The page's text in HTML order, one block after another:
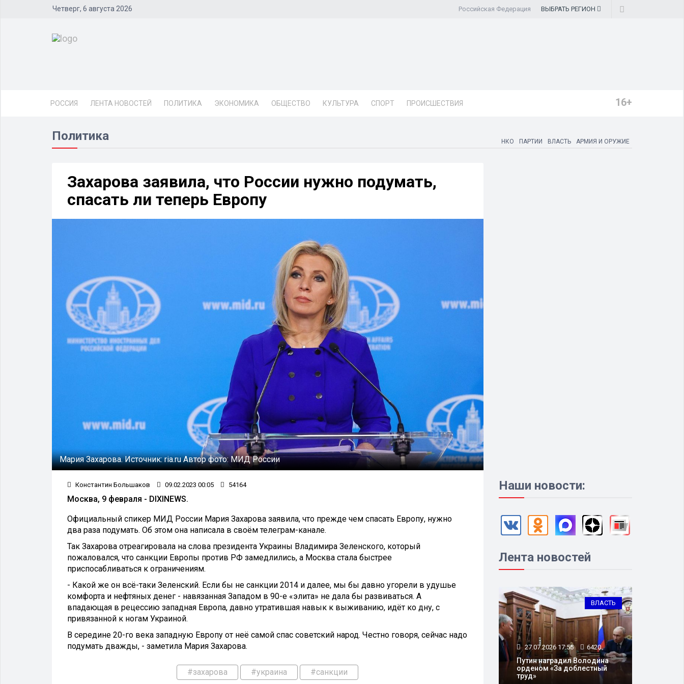
Четверг, 6 августа 2026 Российская Федерация ВЫБРАТЬ РЕГИОН
РОССИЯ ЛЕНТА НОВОСТЕЙ ПОЛИТИКА ЭКОНОМИКА ОБЩЕСТВО КУЛЬТУРА СПОРТ ПРОИСШЕСТВИЯ 16+
Политика НКО ПАРТИИ ВЛАСТЬ АРМИЯ И ОРУЖИЕ
Захарова заявила, что России нужно подумать,
спасать ли теперь Европу
Мария Захарова.Источник:ria.ruАвтор фото:МИД России
Константин Большаков 09.02.2023 00:05 54164
Москва, 9 февраля - DIXINEWS.
Официальный спикер МИД России Мария Захарова заявила, что прежде чем спасать Европу, нужно
два раза подумать. Об этом она написала в своём телеграм-канале.
Так Захарова отреагировала на слова президента Украины Владимира Зеленского, который
пожаловался, что санкции Европы против РФ замедлились, а Москва стала быстрее
приспосабливаться к ограничениям.
- Какой же он всё-таки Зеленский. Если бы не санкции 2014 и далее, мы бы давно угорели в удушье
комфорта и нефтяных денег - навязанная Западом в 90-е «элита» не дала бы развиваться. А
впадающая в рецессию западная Европа, давно утратившая навык к выживанию, идёт ко дну, с
привязанной к ногам Украиной.
В середине 20-го века западную Европу от неё самой спас советский народ. Честно говоря, сейчас надо
подумать дважды, - заметила Мария Захарова.
#захарова #украина #санкции
Наши новости:
Лента новостей
ВЛАСТЬ
27.07.2026 17:55 6420
Путин наградил Володина
орденом «За доблестный
труд»